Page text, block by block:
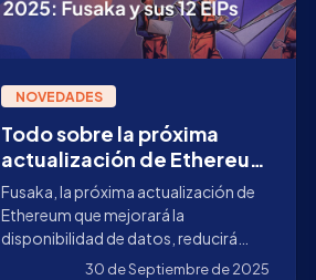
NOVEDADES
Todo sobre la próxima
actualización de Ethereum
Fusaka y sus 12 EIPs
Fusaka, la próxima actualización de
Ethereum que mejorará la
disponibilidad de datos, reducirá
costes en L2 y sentará las bases del
30 de Septiembre de 2025